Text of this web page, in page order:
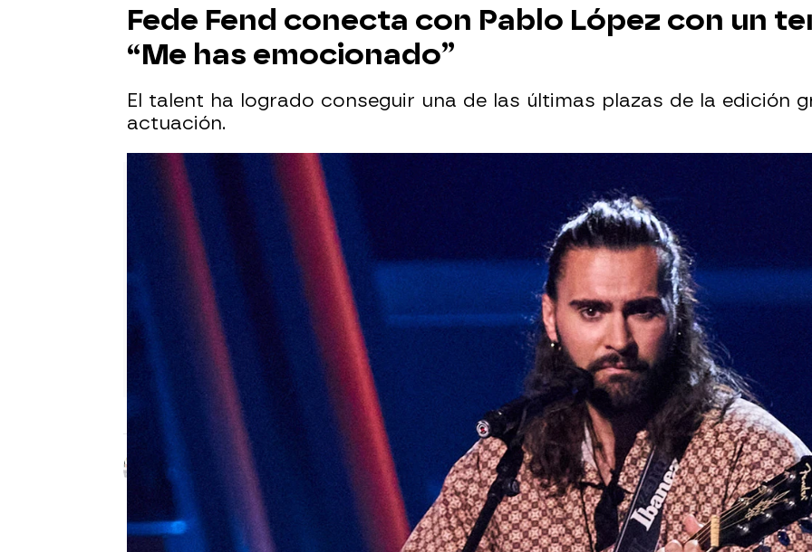
Fede Fend conecta con Pablo López con un
“Me has emocionado”
El talent ha logrado conseguir una de las últimas plazas de la edición
actuación.
Celia Gil
Publicado: 18 de octubre de 2024, 23:37
WhatsappFacebook
X
La última gala de las Audiciones a ciegas deLa Voznos tiene